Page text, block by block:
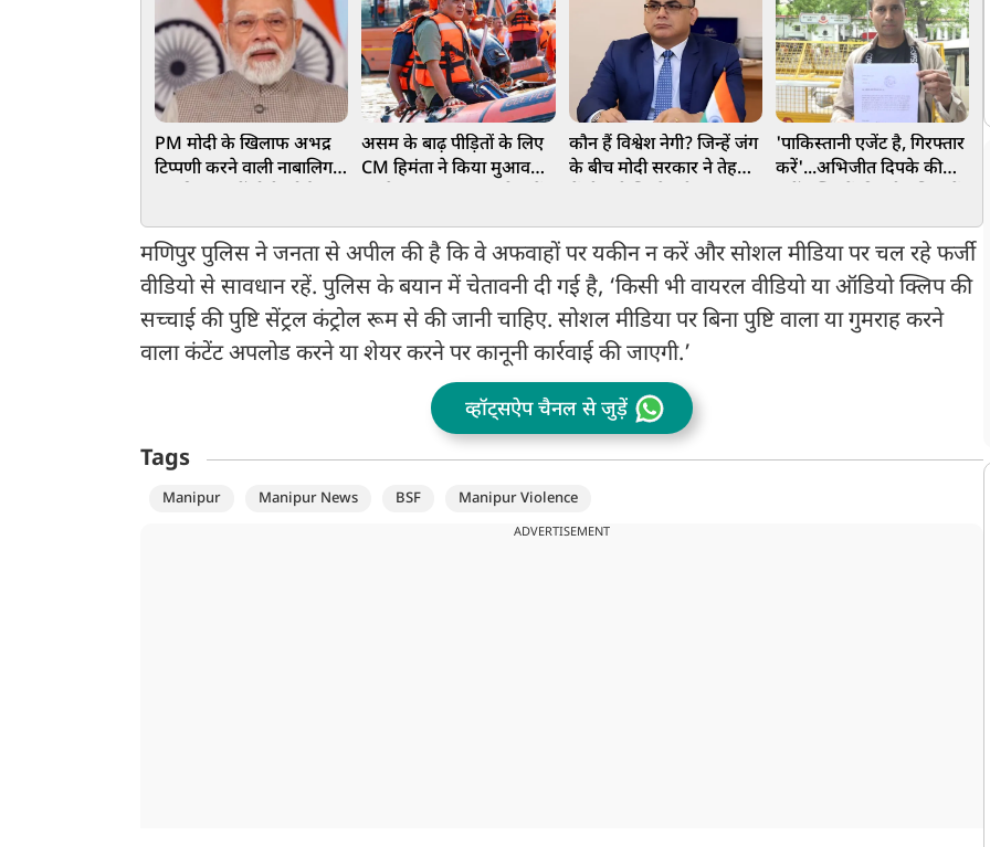
PM मोदी के खिलाफ अभद्र
टिप्पणी करने वाली नाबालिग
लिया वापस
असम के बाढ़ पीड़ितों के लिए
CM हिमंता ने किया मुआवजे
हजार
कौन हैं विश्वेश नेगी? जिन्हें जंग
के बीच मोदी सरकार ने तेहरान
'पाकिस्तानी एजेंट है, गिरफ्तार
करें'...अभिजीत दिपके की
मांग
मणिपुर पुलिस ने जनता से अपील की है कि वे अफवाहों पर यकीन न करें और सोशल मीडिया पर चल रहे फर्जी
वीडियो से सावधान रहें. पुलिस के बयान में चेतावनी दी गई है, ‘किसी भी वायरल वीडियो या ऑडियो क्लिप की
सच्चाई की पुष्टि सेंट्रल कंट्रोल रूम से की जानी चाहिए. सोशल मीडिया पर बिना पुष्टि वाला या गुमराह करने
वाला कंटेंट अपलोड करने या शेयर करने पर कानूनी कार्रवाई की जाएगी.’
व्हॉट्सऐप चैनल से जुड़ें
Tags
Manipur Manipur News BSF Manipur Violence
ADVERTISEMENT